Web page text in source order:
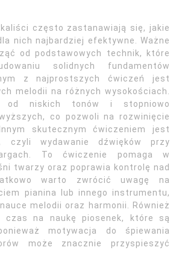
często zastanawiają się, jakie
nich najbardziej efektywne. Ważne
od podstawowych technik, które
solidnych fundamentów
z najprostszych ćwiczeń jest
melodii na różnych wysokościach.
od niskich tonów i stopniowo
co pozwoli na rozwinięcie
skutecznym ćwiczeniem jest
czyli wydawanie dźwięków przy
To ćwiczenie pomaga w
twarzy oraz poprawia kontrolę nad
warto zwrócić uwagę na
pianina lub innego instrumentu,
melodii oraz harmonii. Również
czas na naukę piosenek, które są
motywacja do śpiewania
może znacznie przyspieszyć